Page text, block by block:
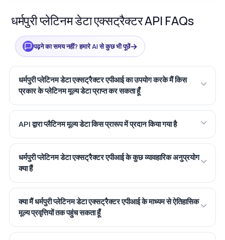
धर्मपुरी प्लेटिनम डेटा एक्सट्रैक्टर API FAQs
पढ़ने का समय नहीं? हमारे AI से कुछ भी पूछें→
धर्मपुरी प्लेटिनम डेटा एक्सट्रैक्टर एपीआई का उपयोग करके मैं किस
प्रकार के प्लेटिनम मूल्य डेटा प्राप्त कर सकता हूँ
API द्वारा प्लैटिनम मूल्य डेटा किस प्रारूप में प्रदान किया गया है
धर्मपुरी प्लेटिनम डेटा एक्सट्रैक्टर एपीआई के कुछ व्यावहारिक अनुप्रयोग
क्या हैं
क्या मैं धर्मपुरी प्लेटिनम डेटा एक्सट्रैक्टर एपीआई के माध्यम से ऐतिहासिक
मूल्य प्रवृत्तियों तक पहुंच सकता हूँ